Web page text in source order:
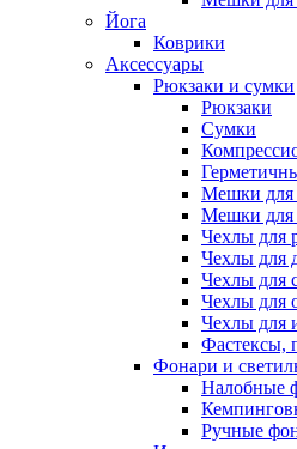
Йога
Коврики
Аксессуары
Рюкзаки и сумки
Рюкзаки
Сумки
Мешки для
Мешки для
Чехлы для
Чехлы для
Чехлы для
Чехлы для
Чехлы для
Фастексы,
Фонари и
Налобные
Ручные